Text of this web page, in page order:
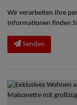
Wir verarbeiten Ihre
Informationen finden
Senden